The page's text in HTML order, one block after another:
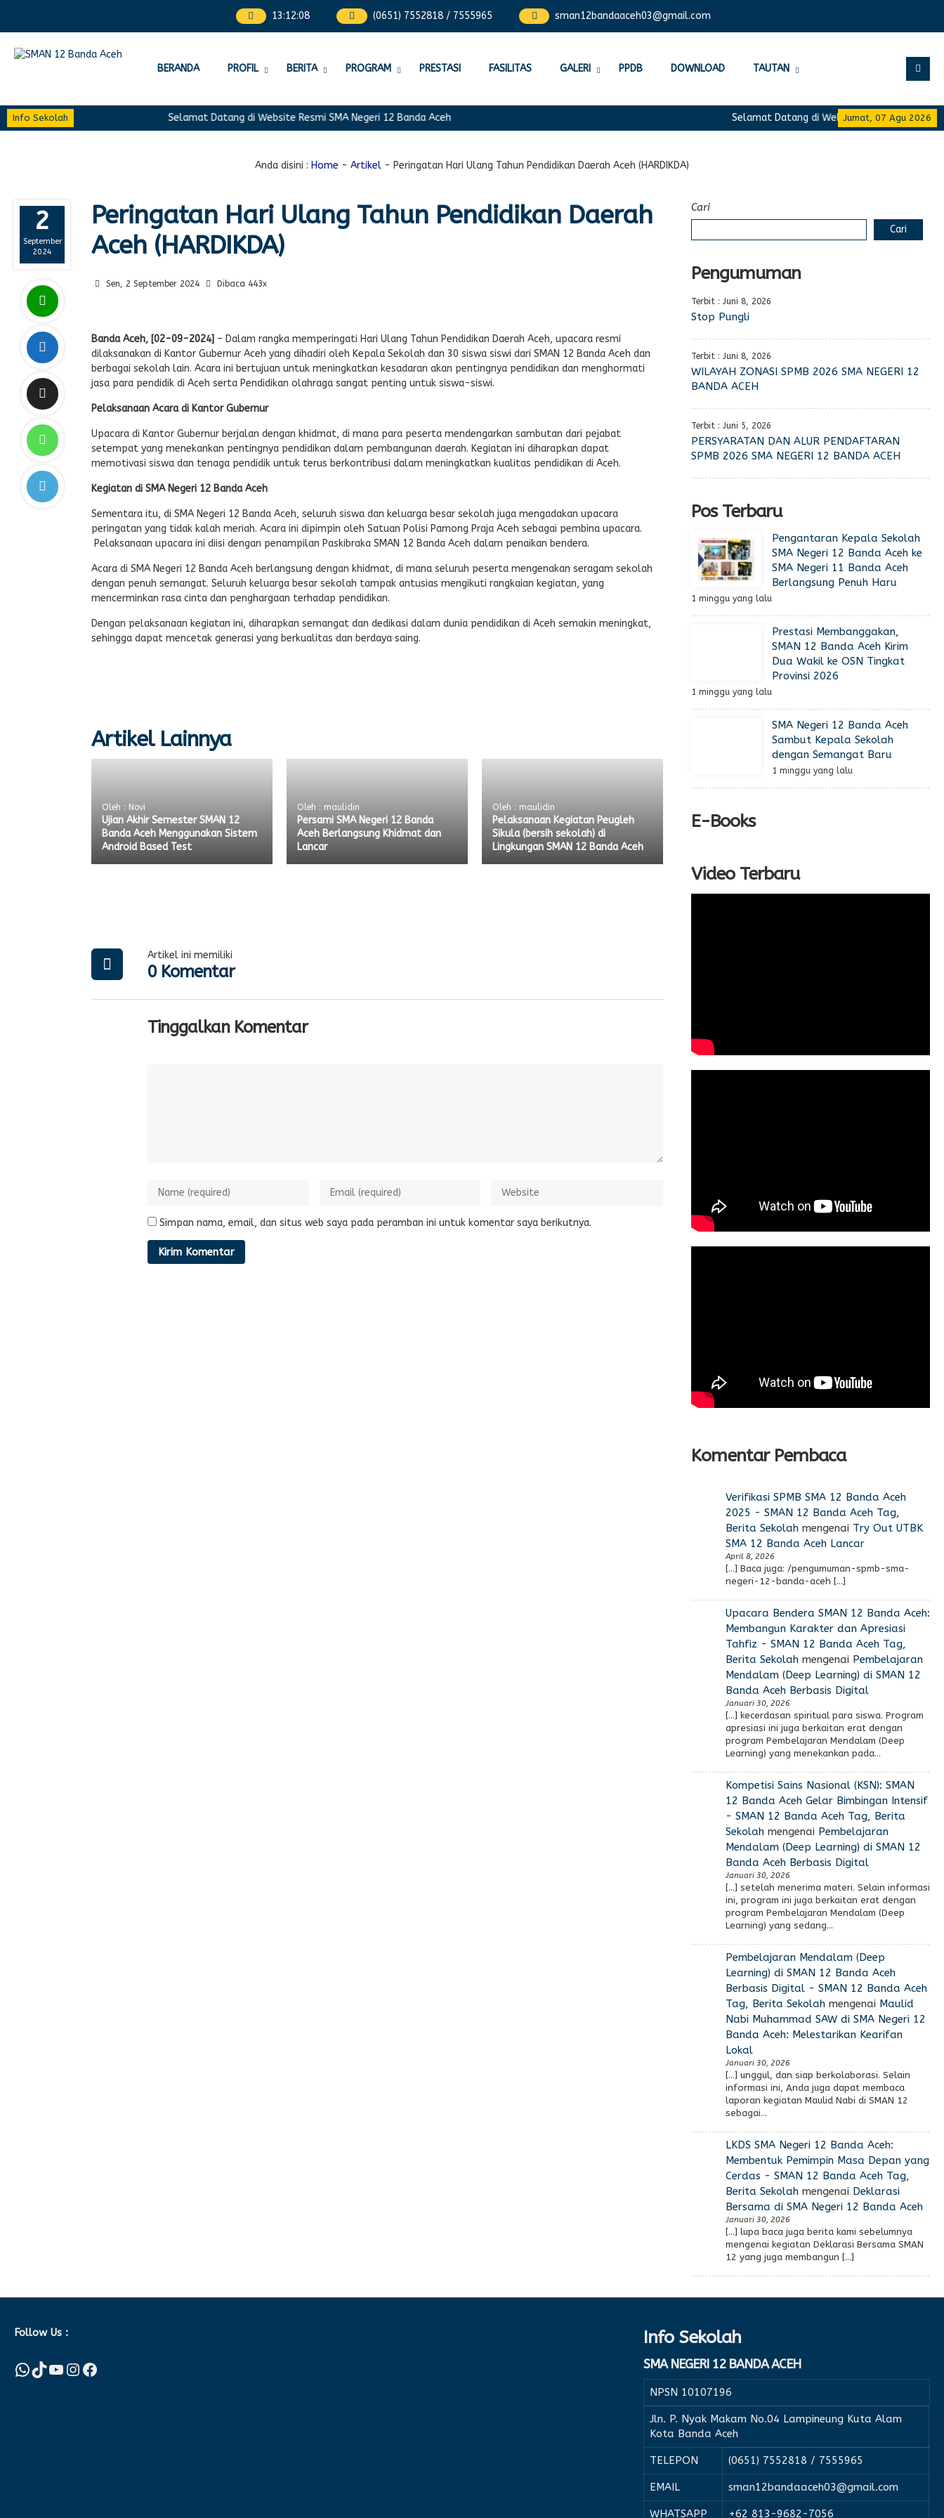
13:12:08 (0651) 7552818 / 7555965 sman12bandaaceh03@gmail.com
BERANDA PROFIL BERITA PROGRAM PRESTASI FASILITAS GALERI PPDB DOWNLOAD TAUTAN
Info Sekolah Jumat, 07 Agu 2026
Selamat Datang di Website Resmi SMA Negeri
Selamat Datang di Website Resmi SMA Negeri 12 Banda Aceh
Anda disini : Home - Artikel - Peringatan Hari Ulang Tahun Pendidikan Daerah Aceh (HARDIKDA)
2
September
2024
Peringatan Hari Ulang Tahun Pendidikan Daerah
Aceh (HARDIKDA)
Sen, 2 September 2024 Dibaca 443x
Banda Aceh, [02-09-2024] – Dalam rangka memperingati Hari Ulang Tahun Pendidikan Daerah Aceh, upacara resmi
dilaksanakan di Kantor Gubernur Aceh yang dihadiri oleh Kepala Sekolah dan 30 siswa siswi dari SMAN 12 Banda Aceh dan
berbagai sekolah lain. Acara ini bertujuan untuk meningkatkan kesadaran akan pentingnya pendidikan dan menghormati
jasa para pendidik di Aceh serta Pendidikan olahraga sangat penting untuk siswa-siswi.
Pelaksanaan Acara di Kantor Gubernur
Upacara di Kantor Gubernur berjalan dengan khidmat, di mana para peserta mendengarkan sambutan dari pejabat
setempat yang menekankan pentingnya pendidikan dalam pembangunan daerah. Kegiatan ini diharapkan dapat
memotivasi siswa dan tenaga pendidik untuk terus berkontribusi dalam meningkatkan kualitas pendidikan di Aceh.
Kegiatan di SMA Negeri 12 Banda Aceh
Sementara itu, di SMA Negeri 12 Banda Aceh, seluruh siswa dan keluarga besar sekolah juga mengadakan upacara
peringatan yang tidak kalah meriah. Acara ini dipimpin oleh Satuan Polisi Pamong Praja Aceh sebagai pembina upacara.
Pelaksanaan upacara ini diisi dengan penampilan Paskibraka SMAN 12 Banda Aceh dalam penaikan bendera.
Acara di SMA Negeri 12 Banda Aceh berlangsung dengan khidmat, di mana seluruh peserta mengenakan seragam sekolah
dengan penuh semangat. Seluruh keluarga besar sekolah tampak antusias mengikuti rangkaian kegiatan, yang
mencerminkan rasa cinta dan penghargaan terhadap pendidikan.
Dengan pelaksanaan kegiatan ini, diharapkan semangat dan dedikasi dalam dunia pendidikan di Aceh semakin meningkat,
sehingga dapat mencetak generasi yang berkualitas dan berdaya saing.
Artikel Lainnya
Oleh : Novi
Ujian Akhir Semester SMAN 12
Banda Aceh Menggunakan Sistem
Android Based Test
Oleh : maulidin
Persami SMA Negeri 12 Banda
Aceh Berlangsung Khidmat dan
Lancar
Oleh : maulidin
Pelaksanaan Kegiatan Peugleh
Sikula (bersih sekolah) di
Lingkungan SMAN 12 Banda Aceh
Artikel ini memiliki
0 Komentar
Tinggalkan Komentar
Simpan nama, email, dan situs web saya pada peramban ini untuk komentar saya berikutnya.
Cari
Cari
Pengumuman
Terbit : Juni 8, 2026
Stop Pungli
Terbit : Juni 8, 2026
WILAYAH ZONASI SPMB 2026 SMA NEGERI 12
BANDA ACEH
Terbit : Juni 5, 2026
PERSYARATAN DAN ALUR PENDAFTARAN
SPMB 2026 SMA NEGERI 12 BANDA ACEH
Pos Terbaru
Pengantaran Kepala Sekolah
SMA Negeri 12 Banda Aceh ke
SMA Negeri 11 Banda Aceh
Berlangsung Penuh Haru
1 minggu yang lalu
Prestasi Membanggakan,
SMAN 12 Banda Aceh Kirim
Dua Wakil ke OSN Tingkat
Provinsi 2026
1 minggu yang lalu
SMA Negeri 12 Banda Aceh
Sambut Kepala Sekolah
dengan Semangat Baru
1 minggu yang lalu
E-Books
Video Terbaru
Komentar Pembaca
Verifikasi SPMB SMA 12 Banda Aceh
2025 - SMAN 12 Banda Aceh Tag,
Berita Sekolahmengenai Try Out UTBK
SMA 12 Banda Aceh Lancar
April 8, 2026
[…] Baca juga: /pengumuman-spmb-sma-
negeri-12-banda-aceh […]
Upacara Bendera SMAN 12 Banda Aceh:
Membangun Karakter dan Apresiasi
Tahfiz - SMAN 12 Banda Aceh Tag,
Berita Sekolahmengenai Pembelajaran
Mendalam (Deep Learning) di SMAN 12
Banda Aceh Berbasis Digital
Januari 30, 2026
[…] kecerdasan spiritual para siswa. Program
apresiasi ini juga berkaitan erat dengan
program Pembelajaran Mendalam (Deep
Learning) yang menekankan pada…
Kompetisi Sains Nasional (KSN): SMAN
12 Banda Aceh Gelar Bimbingan Intensif
- SMAN 12 Banda Aceh Tag, Berita
Sekolahmengenai Pembelajaran
Mendalam (Deep Learning) di SMAN 12
Banda Aceh Berbasis Digital
Januari 30, 2026
[…] setelah menerima materi. Selain informasi
ini, program ini juga berkaitan erat dengan
program Pembelajaran Mendalam (Deep
Learning) yang sedang…
Pembelajaran Mendalam (Deep
Learning) di SMAN 12 Banda Aceh
Berbasis Digital - SMAN 12 Banda Aceh
Tag, Berita Sekolahmengenai Maulid
Nabi Muhammad SAW di SMA Negeri 12
Banda Aceh: Melestarikan Kearifan
Lokal
Januari 30, 2026
[…] unggul, dan siap berkolaborasi. Selain
informasi ini, Anda juga dapat membaca
laporan kegiatan Maulid Nabi di SMAN 12
sebagai…
LKDS SMA Negeri 12 Banda Aceh:
Membentuk Pemimpin Masa Depan yang
Cerdas - SMAN 12 Banda Aceh Tag,
Berita Sekolahmengenai Deklarasi
Bersama di SMA Negeri 12 Banda Aceh
Januari 30, 2026
[…] lupa baca juga berita kami sebelumnya
mengenai kegiatan Deklarasi Bersama SMAN
12 yang juga membangun […]
Follow Us :
WhatsApp
TikTok
YouTube
Instagram
Facebook
Info Sekolah
SMA NEGERI 12 BANDA ACEH
NPSN 10107196
Jln. P. Nyak Makam No.04 Lampineung Kuta Alam
Kota Banda Aceh
TELEPON (0651) 7552818 / 7555965
EMAIL sman12bandaaceh03@gmail.com
WHATSAPP +62 813-9682-7056